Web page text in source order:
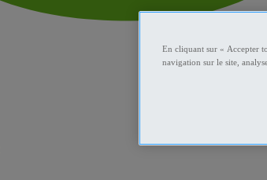
En cliquant sur « Accepter
navigation sur le site,